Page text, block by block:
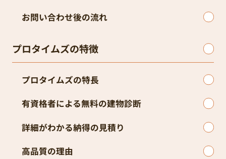
お問い合わせ後の流れ
プロタイムズの特徴
プロタイムズの特長
有資格者による無料の建物診断
詳細がわかる納得の見積り
高品質の理由